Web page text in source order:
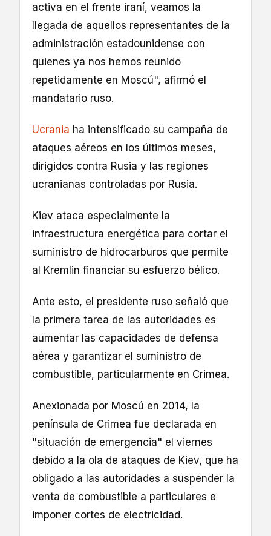
activa en el frente iraní, veamos la
llegada de aquellos representantes de la
administración estadounidense con
quienes ya nos hemos reunido
repetidamente en Moscú", afirmó el
mandatario ruso.
Ucrania ha intensificado su campaña de
ataques aéreos en los últimos meses,
dirigidos contra Rusia y las regiones
ucranianas controladas por Rusia.
Kiev ataca especialmente la
infraestructura energética para cortar el
suministro de hidrocarburos que permite
al Kremlin financiar su esfuerzo bélico.
Ante esto, el presidente ruso señaló que
la primera tarea de las autoridades es
aumentar las capacidades de defensa
aérea y garantizar el suministro de
combustible, particularmente en Crimea.
Anexionada por Moscú en 2014, la
península de Crimea fue declarada en
"situación de emergencia" el viernes
debido a la ola de ataques de Kiev, que ha
obligado a las autoridades a suspender la
venta de combustible a particulares e
imponer cortes de electricidad.